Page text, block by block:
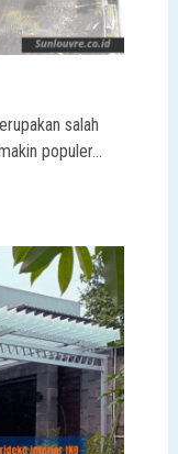
salah
populer…